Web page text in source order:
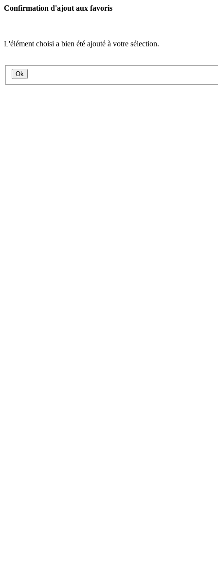
Confirmation d'ajout aux favoris
L'élément choisi a bien été ajouté à votre sélection.